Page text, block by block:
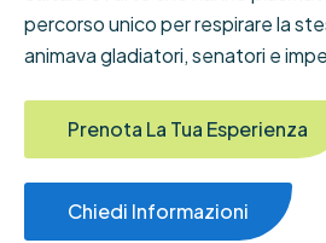
percorso unico per respirare la
animava gladiatori, senatori e
Prenota La Tua Esperienza
Chiedi Informazioni